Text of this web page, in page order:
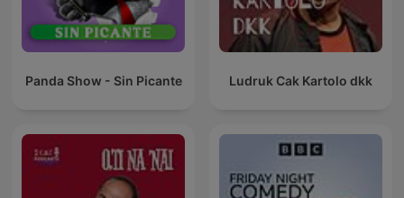
Panda Show - Sin Picante Ludruk Cak Kartolo dkk